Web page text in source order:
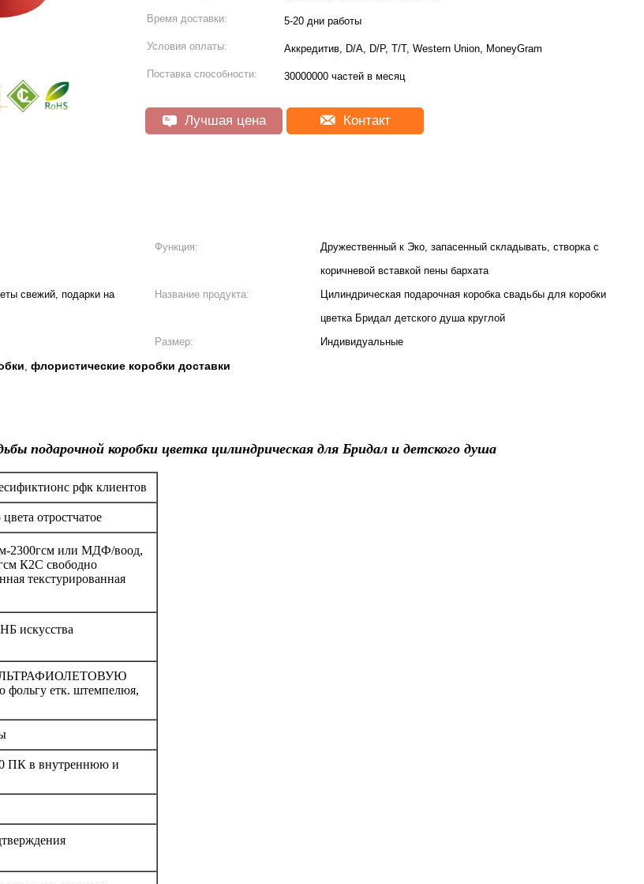
Время доставки: 5-20 дни работы
Условия оплаты: Аккредитив, D/A, D/P, T/T, Western Union, MoneyGram
Поставка способности: 30000000 частей в месяц
Лучшая цена Контакт
Функция:
Дружественный к Эко, запасенный складывать, створка с
коричневой вставкой пены бархата
свежий, подарки на
Название продукта:
Цилиндрическая подарочная коробка свадьбы для коробки
цветка Бридал детского душа круглой
Размер:
Индивидуальные
, флористические коробки доставки
подарочной коробки цветка цилиндрическая для Бридал и детского душа
рфк клиентов
отростчатое
2300гсм или МДФ/воод,
К2С свободно
текстурированная
искусства
УЛЬТРАФИОЛЕТОВУЮ
фольгу етк. штемпелюя,
ПК в внутреннюю и